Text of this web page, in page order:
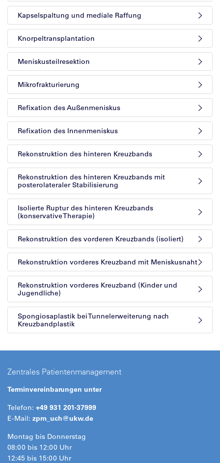
Kapselspaltung und mediale Raffung
Knorpeltransplantation
Meniskusteilresektion
Mikrofrakturierung
Refixation des Außenmeniskus
Refixation des Innenmeniskus
Rekonstruktion des hinteren Kreuzbands
Rekonstruktion des hinteren Kreuzbands mit
posterolateraler Stabilisierung
Isolierte Ruptur des hinteren Kreuzbands
(konservative Therapie)
Rekonstruktion des vorderen Kreuzbands (isoliert)
Rekonstruktion vorderes Kreuzband mit Meniskusnaht
Rekonstruktion vorderes Kreuzband (Kinder und
Jugendliche)
Spongiosaplastik bei Tunnelerweiterung nach
Kreuzbandplastik
Zentrales Patientenmanagement
Terminvereinbarungen unter
Telefon: +49 931 201-37999
E-Mail: zpm_uch@ukw.de
Montag bis Donnerstag
08:00 bis 12:00 Uhr
12:45 bis 15:00 Uhr